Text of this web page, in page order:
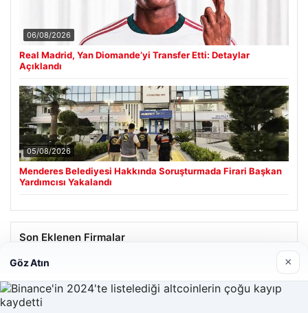
06/08/2026
Real Madrid, Yan Diomande’yi Transfer Etti: Detaylar
Açıklandı
05/08/2026
Menderes Belediyesi Hakkında Soruşturmada Firari Başkan
Yardımcısı Yakalandı
Son Eklenen Firmalar
Göz Atın ×